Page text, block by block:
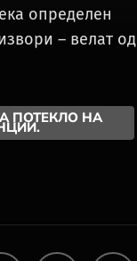
определен
– велат од
ПОТЕКЛО НА